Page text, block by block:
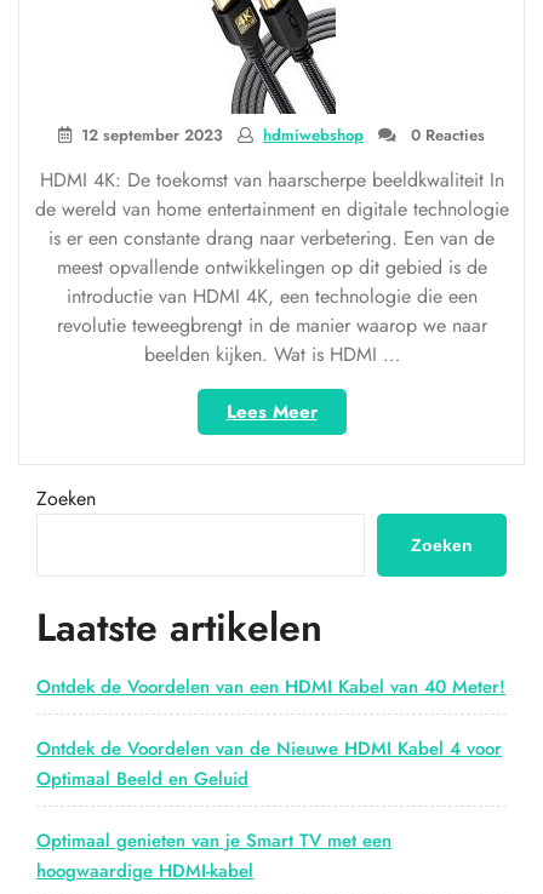
12 september 2023 hdmiwebshop 0 Reacties
HDMI 4K: De toekomst van haarscherpe beeldkwaliteit In
de wereld van home entertainment en digitale technologie
is er een constante drang naar verbetering. Een van de
meest opvallende ontwikkelingen op dit gebied is de
introductie van HDMI 4K, een technologie die een
revolutie teweegbrengt in de manier waarop we naar
beelden kijken. Wat is HDMI …
Lees Meer“Haarscherpe
beeldkwaliteit
met
4K:
toekomst
home
Zoeken
Zoeken
Laatste artikelen
Ontdek de Voordelen van een HDMI Kabel van 40 Meter!
Ontdek de Voordelen van de Nieuwe HDMI Kabel 4 voor
Optimaal Beeld en Geluid
Optimaal genieten van je Smart TV met een
hoogwaardige HDMI-kabel